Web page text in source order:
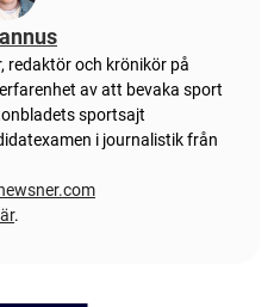
redaktör och krönikör på
av att bevaka sport
sportsajt
i journalistik från
.